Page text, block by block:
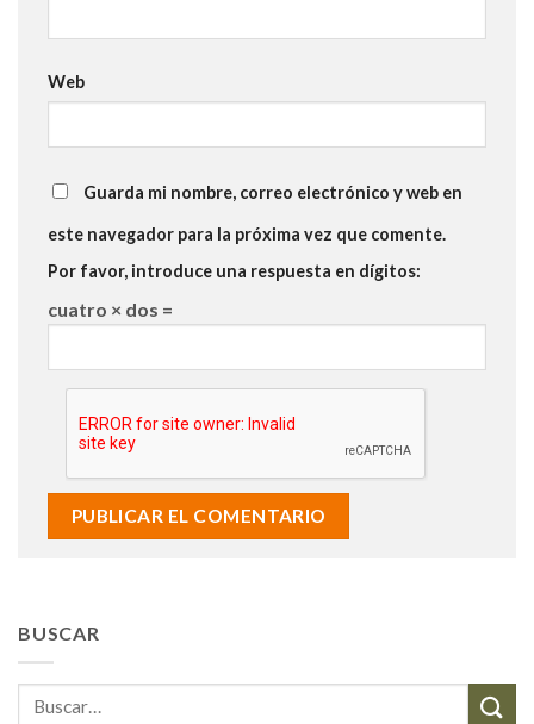
Web
Guarda mi nombre, correo electrónico y web en
este navegador para la próxima vez que comente.
Por favor, introduce una respuesta en dígitos:
cuatro × dos =
BUSCAR